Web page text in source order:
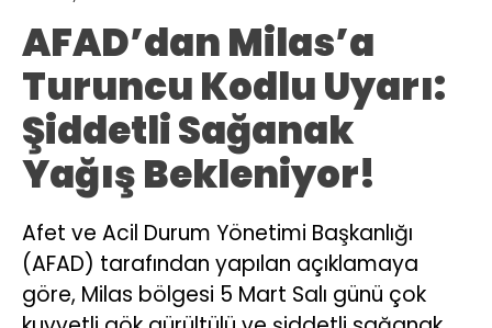
MUĞLA’DAN
ASAYIŞ
GÜNDEM
EKONOMI
SPOR
VEFAT
GENEL
İLETIŞIM
AFAD’dan Milas’a
Turuncu Kodlu Uyarı:
Şiddetli Sağanak
Yağış Bekleniyor!
Afet ve Acil Durum Yönetimi Başkanlığı
(AFAD) tarafından yapılan açıklamaya
göre, Milas bölgesi 5 Mart Salı günü çok